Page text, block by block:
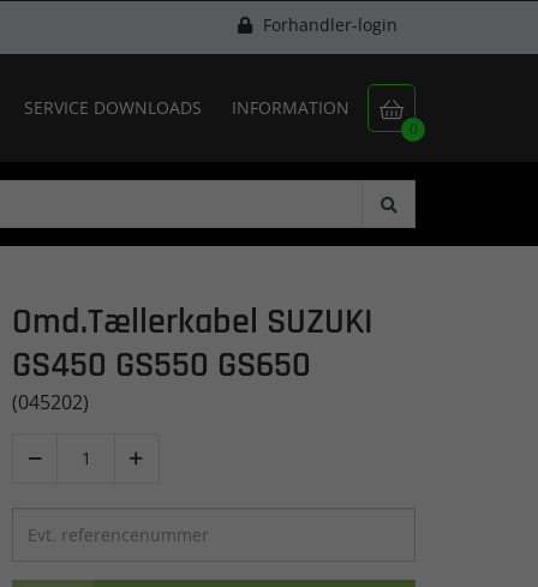
Forhandler-login

0
SERVICE DOWNLOADS INFORMATION
Omd.Tællerkabel SUZUKI
GS450 GS550 GS650
(045202)
 